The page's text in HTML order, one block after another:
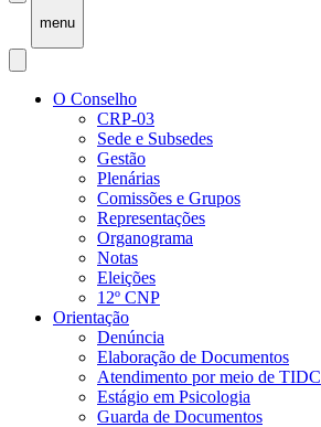
menu
O Conselho
CRP-03
Sede e Subsedes
Gestão
Plenárias
Comissões e Grupos
Representações
Organograma
Notas
Eleições
12º CNP
Orientação
Denúncia
Elaboração de Documentos
Atendimento por meio de TIDC
Estágio em Psicologia
Guarda de Documentos